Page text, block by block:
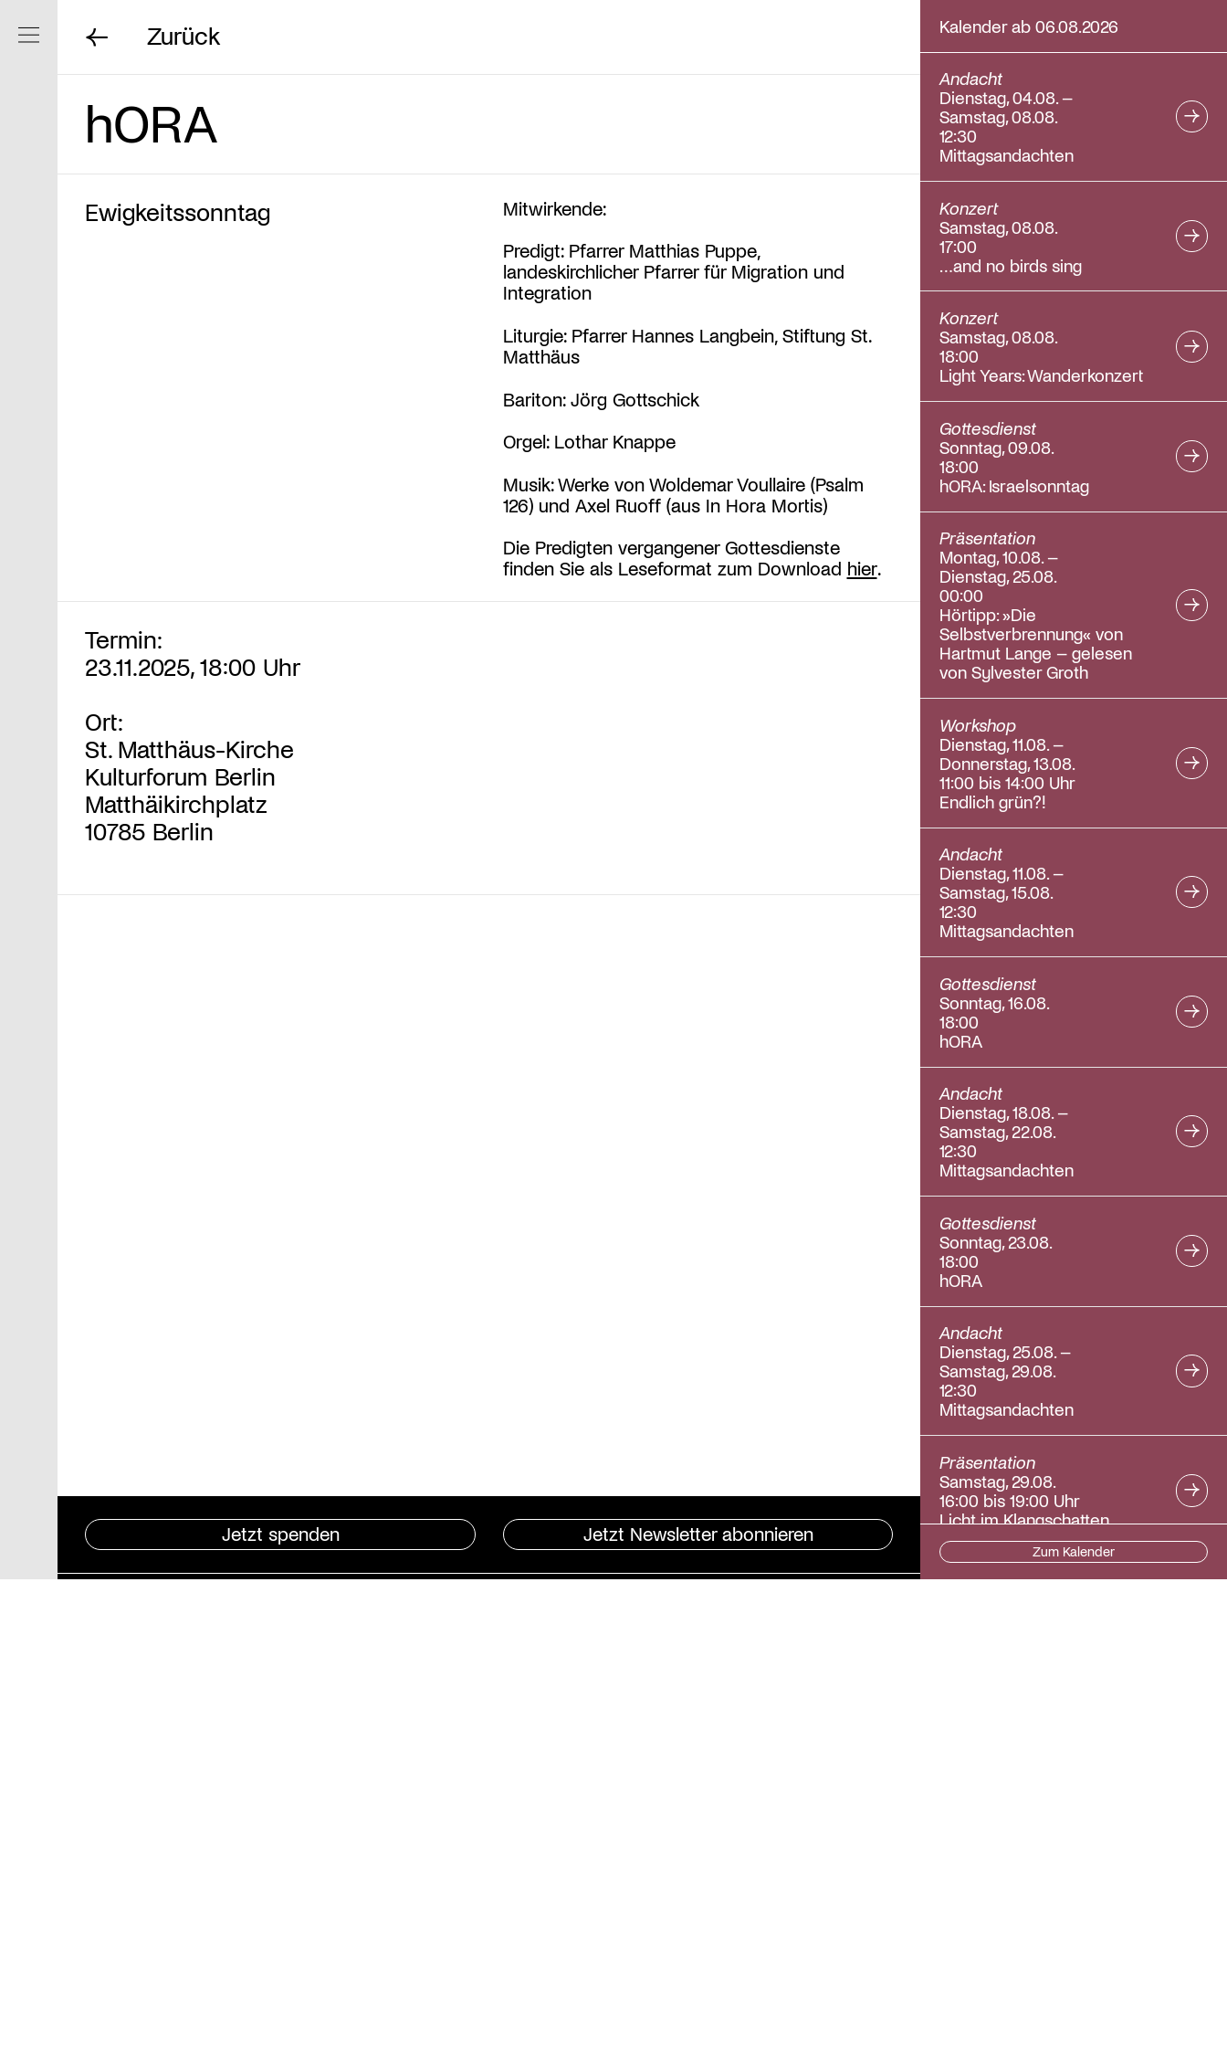
Navigation ein/ausblenden
Zurück
hORA
Ewigkeitssonntag
Mitwirkende:
Predigt: Pfarrer Matthias Puppe,
landeskirchlicher Pfarrer für Migration und
Integration
Liturgie: Pfarrer Hannes Langbein, Stiftung St.
Matthäus
Bariton: Jörg Gottschick
Orgel: Lothar Knappe
Musik: Werke von Woldemar Voullaire (Psalm
126) und Axel Ruoff (aus In Hora Mortis)
Die Predigten vergangener Gottesdienste
finden Sie als Leseformat zum Download hier.
Termin:
23.11.2025, 18:00 Uhr
Ort:
St. Matthäus-Kirche
Kulturforum Berlin
Matthäikirchplatz
10785 Berlin
Jetzt spenden Jetzt Newsletter abonnieren
Kalender ab 06.08.2026
Andacht
Dienstag, 04.08. –
Samstag, 08.08.
12:30
Mittagsandachten
Konzert
Samstag, 08.08.
17:00
…and no birds sing
Konzert
Samstag, 08.08.
18:00
Light Years: Wanderkonzert
Gottesdienst
Sonntag, 09.08.
18:00
hORA: Israelsonntag
Präsentation
Montag, 10.08. –
Dienstag, 25.08.
00:00
Hörtipp: »Die
Selbstverbrennung« von
Hartmut Lange – gelesen
von Sylvester Groth
Workshop
Dienstag, 11.08. –
Donnerstag, 13.08.
11:00 bis 14:00 Uhr
Endlich grün?!
Andacht
Dienstag, 11.08. –
Samstag, 15.08.
12:30
Mittagsandachten
Gottesdienst
Sonntag, 16.08.
18:00
hORA
Andacht
Dienstag, 18.08. –
Samstag, 22.08.
12:30
Mittagsandachten
Gottesdienst
Sonntag, 23.08.
18:00
hORA
Andacht
Dienstag, 25.08. –
Samstag, 29.08.
12:30
Mittagsandachten
Präsentation
Samstag, 29.08.
16:00 bis 19:00 Uhr
Licht im Klangschatten
Zum Kalender